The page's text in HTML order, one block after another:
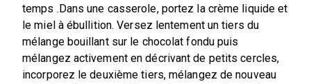
temps .Dans une casserole, portez la crème liquide et
le miel à ébullition. Versez lentement un tiers du
mélange bouillant sur le chocolat fondu puis
mélangez activement en décrivant de petits cercles,
incorporez le deuxième tiers, mélangez de nouveau